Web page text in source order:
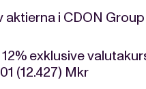
i CDON
exklusive
(12.427) Mkr